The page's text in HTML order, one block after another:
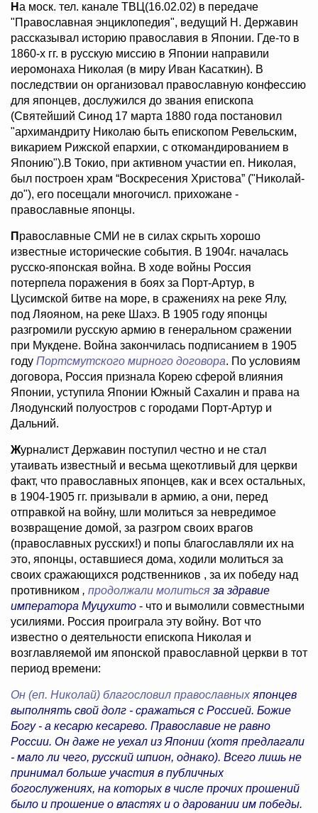
На моск. тел. канале ТВЦ(16.02.02) в передаче
"Православная энциклопедия", ведущий Н. Державин
рассказывал историю православия в Японии. Где-то в
1860-х гг. в русскую миссию в Японии направили
иеромонаха Николая (в миру Иван Касаткин). В
последствии он организовал православную конфессию
для японцев, дослужился до звания епископа
(Святейший Синод 17 марта 1880 года постановил
"архимандриту Николаю быть епископом Ревельским,
викарием Рижской епархии, с откомандированием в
Японию").В Токио, при активном участии еп. Николая,
был построен храм “Воскресения Христова” ("Николай-
до"), его посещали многочисл. прихожане -
православные японцы.
П равославные СМИ не в силах скрыть хорошо
известные исторические события. В 1904г. началась
русско-японская война. В ходе войны Россия
потерпела поражения в боях за Порт-Артур, в
Цусимской битве на море, в сражениях на реке Ялу,
под Ляояном, на реке Шахэ. В 1905 году японцы
разгромили русскую армию в генеральном сражении
при Мукдене. Война закончилась подписанием в 1905
году Портсмутского мирного договора. По условиям
договора, Россия признала Корею сферой влияния
Японии, уступила Японии Южный Сахалин и права на
Ляодунский полуостров с городами Порт-Артур и
Дальний.
Журналист Державин поступил честно и не стал
утаивать известный и весьма щекотливый для церкви
факт, что православных японцев, как и всех остальных,
в 1904-1905 гг. призывали в армию, а они, перед
отправкой на войну, шли молиться за невредимое
возвращение домой, за разгром своих врагов
(православных русских!) и попы благославляли их на
это, японцы, оставшиеся дома, ходили молиться за
своих сражающихся родственников , за их победу над
противником , продолжали молиться за здравие
императора Муцухито - что и вымолили совместными
усилиями. Россия проиграла эту войну. Вот что
известно о деятельности епископа Николая и
возглавляемой им японской православной церкви в тот
период времени:
Он (еп. Николай) благословил православных японцев
выполнять свой долг - сражаться с Россией. Божие
Богу - а кесарю кесарево. Православие не равно
России. Он даже не уехал из Японии (хотя предлагали
- мало ли чего, русский шпион, однако). Всего лишь не
принимал больше участия в публичных
богослужениях, на которых в числе прочих прошений
было и прошение о властях и о даровании им победы.